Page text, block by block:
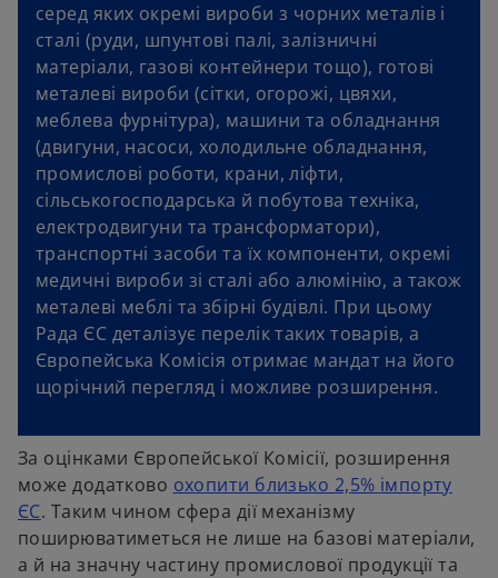
серед яких окремі вироби з чорних металів і
сталі (руди, шпунтові палі, залізничні
матеріали, газові контейнери тощо), готові
металеві вироби (сітки, огорожі, цвяхи,
меблева фурнітура), машини та обладнання
(двигуни, насоси, холодильне обладнання,
промислові роботи, крани, ліфти,
сільськогосподарська й побутова техніка,
електродвигуни та трансформатори),
транспортні засоби та їх компоненти, окремі
медичні вироби зі сталі або алюмінію, а також
металеві меблі та збірні будівлі. При цьому
Рада ЄС деталізує перелік таких товарів, а
Європейська Комісія отримає мандат на його
щорічний перегляд і можливе розширення.
За оцінками Європейської Комісії, розширення
може додатково охопити близько 2,5% імпорту
ЄС. Таким чином сфера дії механізму
поширюватиметься не лише на базові матеріали,
а й на значну частину промислової продукції та